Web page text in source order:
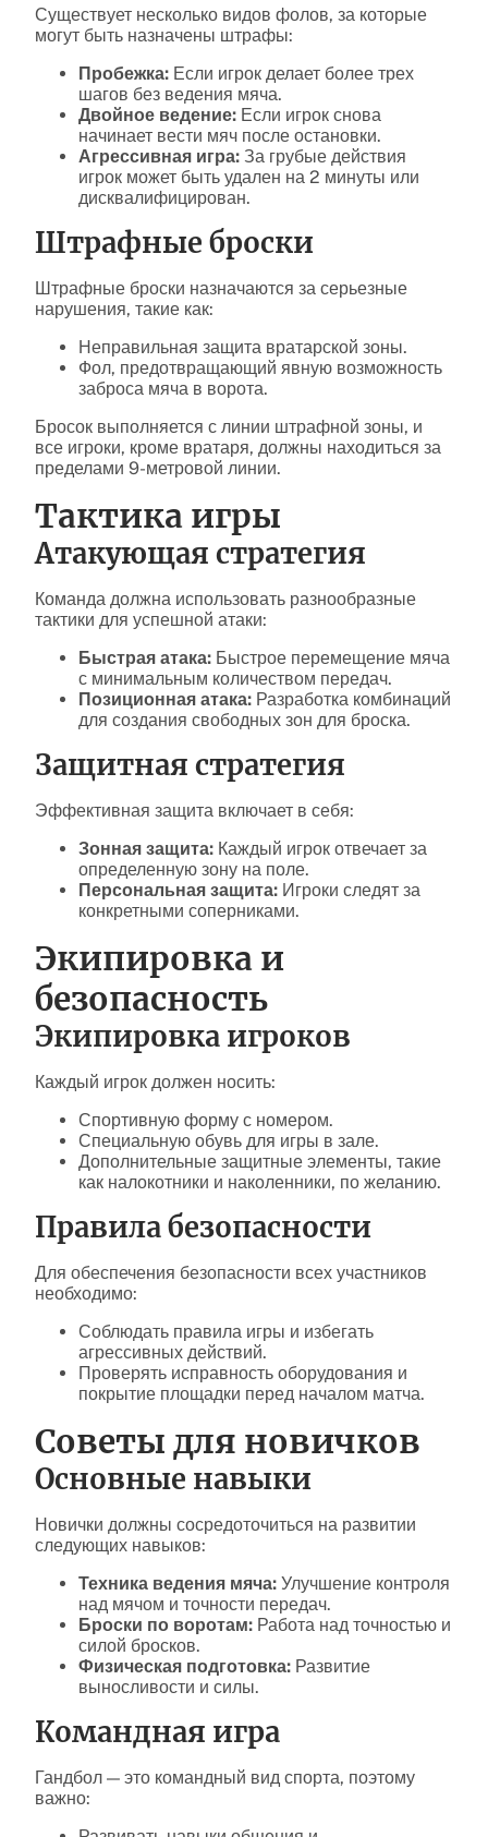
Существует несколько видов фолов, за которые
могут быть назначены штрафы:
Пробежка: Если игрок делает более трех
шагов без ведения мяча.
Двойное ведение: Если игрок снова
начинает вести мяч после остановки.
Агрессивная игра: За грубые действия
игрок может быть удален на 2 минуты или
дисквалифицирован.
Штрафные броски
Штрафные броски назначаются за серьезные
нарушения, такие как:
Неправильная защита вратарской зоны.
Фол, предотвращающий явную возможность
заброса мяча в ворота.
Бросок выполняется с линии штрафной зоны, и
все игроки, кроме вратаря, должны находиться за
пределами 9-метровой линии.
Тактика игры
Атакующая стратегия
Команда должна использовать разнообразные
тактики для успешной атаки:
Быстрая атака: Быстрое перемещение мяча
с минимальным количеством передач.
Позиционная атака: Разработка комбинаций
для создания свободных зон для броска.
Защитная стратегия
Эффективная защита включает в себя:
Зонная защита: Каждый игрок отвечает за
определенную зону на поле.
Персональная защита: Игроки следят за
конкретными соперниками.
Экипировка и
безопасность
Экипировка игроков
Каждый игрок должен носить:
Спортивную форму с номером.
Специальную обувь для игры в зале.
Дополнительные защитные элементы, такие
как налокотники и наколенники, по желанию.
Правила безопасности
Для обеспечения безопасности всех участников
необходимо:
Соблюдать правила игры и избегать
агрессивных действий.
Проверять исправность оборудования и
покрытие площадки перед началом матча.
Советы для новичков
Основные навыки
Новички должны сосредоточиться на развитии
следующих навыков:
Техника ведения мяча: Улучшение контроля
над мячом и точности передач.
Броски по воротам: Работа над точностью и
силой бросков.
Физическая подготовка: Развитие
выносливости и силы.
Командная игра
Гандбол — это командный вид спорта, поэтому
важно: